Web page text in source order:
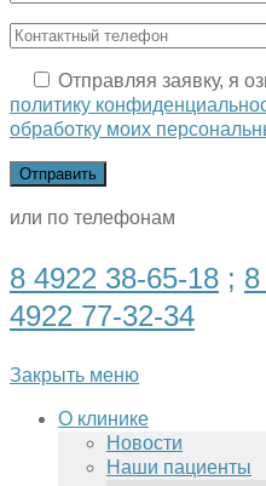
Отправляя заявку, я
политику
обработку моих
или по телефонам
8 4922 38-65-18 ;
4922 77-32-34
Закрыть меню
О клинике
Новости
Наши пациенты